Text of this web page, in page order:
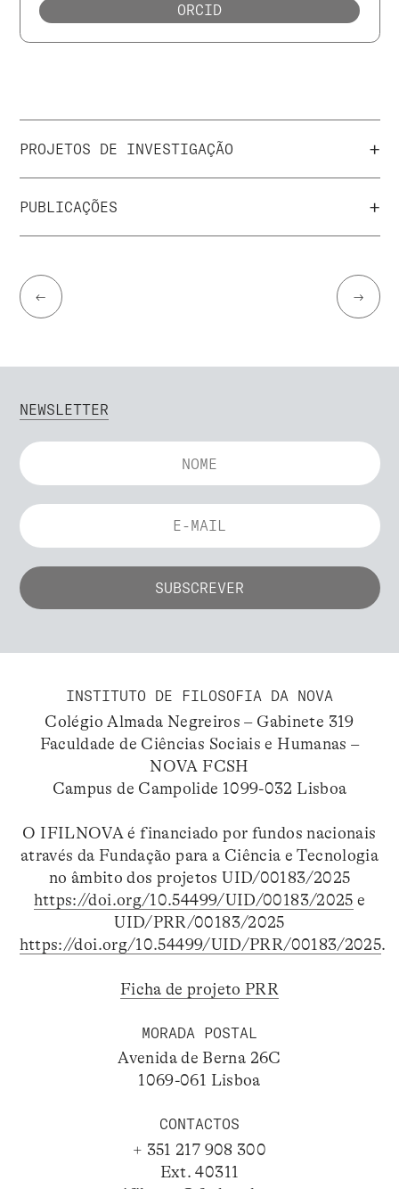
ORCID
PROJETOS DE INVESTIGAÇÃO +
PUBLICAÇÕES +
← →
NEWSLETTER
INSTITUTO DE FILOSOFIA DA NOVA
Colégio Almada Negreiros – Gabinete 319
Faculdade de Ciências Sociais e Humanas –
NOVA FCSH
Campus de Campolide 1099-032 Lisboa
O IFILNOVA é financiado por fundos nacionais
através da Fundação para a Ciência e Tecnologia
no âmbito dos projetos UID/00183/2025
https://doi.org/10.54499/UID/00183/2025 e
UID/PRR/00183/2025
https://doi.org/10.54499/UID/PRR/00183/2025.
Ficha de projeto PRR
MORADA POSTAL
Avenida de Berna 26C
1069-061 Lisboa
CONTACTOS
+ 351 217 908 300
Ext. 40311